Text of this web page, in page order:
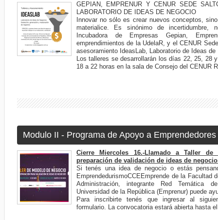
GEPIAN, EMPRENUR Y CENUR SEDE
LABORATORIO DE IDEAS DE NEGOCIO
Innovar no sólo es crear nuevos conceptos,
materialice. Es sinónimo de
Incubadora de Empresas Gepian,
emprendimientos de la UdelaR, y el CENUR
asesoramiento IdeasLab, Laboratorio de Ideas de
Los talleres se desarrollarán los días 22, 25, 28
18 a 22 horas en la sala de Consejo del CENUR
Modulo II - Programa de Apoyo a
Cierre Miercoles 16.-Llamado a Taller
preparación de validación de ideas de
Si tenés una idea de negocio o estás
EmprendedurismoCCEEmprende de la Facultad
Administración, integrante Red Temática
Universidad de la República (Emprenur) puede
Para inscribirte tenés que ingresar al
formulario. La convocatoria estará abierta hasta